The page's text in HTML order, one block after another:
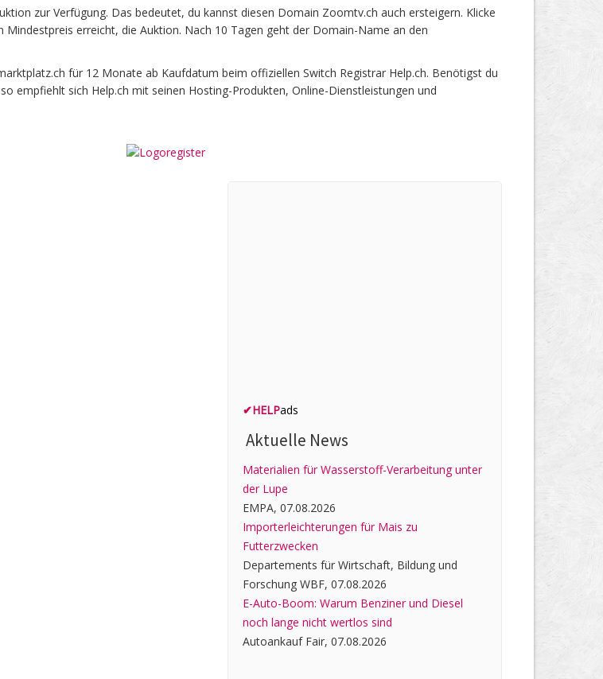
zur Verfügung. Das bedeutet, du kannst diesen Domain Zoomtv.ch auch ersteigern. Klicke
erreicht, die Auktion. Nach 10 Tagen geht der Domain-Name an den
für 12 Monate ab Kaufdatum beim offiziellen Switch Registrar Help.ch. Benötigst du
empfiehlt sich Help.ch mit seinen Hosting-Produkten, Online-Dienstleistungen und
✔HELPads
Aktuelle News
Materialien für Wasserstoff-Verarbeitung unter
der Lupe
EMPA, 07.08.2026
Importerleichterungen für Mais zu
Futterzwecken
Departements für Wirtschaft, Bildung und
Forschung WBF, 07.08.2026
E-Auto-Boom: Warum Benziner und Diesel
noch lange nicht wertlos sind
Autoankauf Fair, 07.08.2026